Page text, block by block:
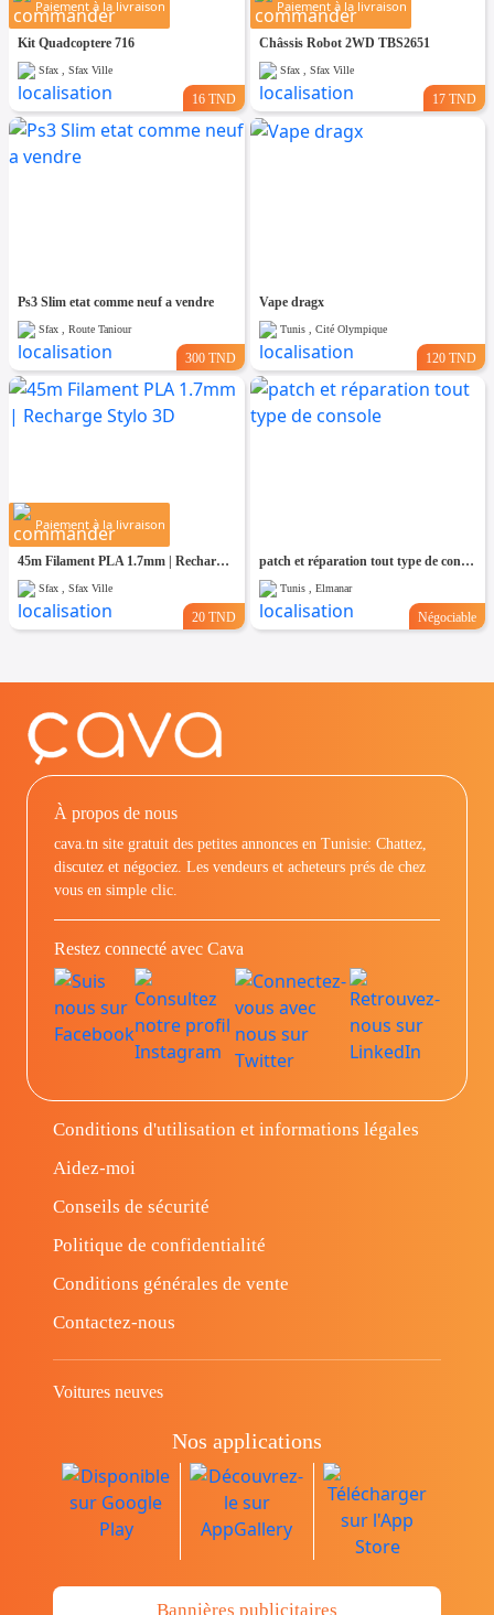
Paiement à la livraison
Kit Quadcoptere 716
Sfax , Sfax Ville
16 TND
Paiement à la livraison
Châssis Robot 2WD TBS2651
Sfax , Sfax Ville
17 TND
Ps3 Slim etat comme neuf a vendre
Sfax , Route Taniour
300 TND
Vape dragx
Tunis , Cité Olympique
120 TND
Paiement à la livraison
45m Filament PLA 1.7mm | Recharge Stylo 3D
Sfax , Sfax Ville
20 TND
patch et réparation tout type de console
Tunis , Elmanar
Négociable
À propos de nous
cava.tn site gratuit des petites annonces en Tunisie: Chattez,
discutez et négociez. Les vendeurs et acheteurs prés de chez
vous en simple clic.
Restez connecté avec Cava
Conditions d'utilisation et informations légales
Aidez-moi
Conseils de sécurité
Politique de confidentialité
Conditions générales de vente
Contactez-nous
Voitures neuves
Nos applications
Bannières publicitaires